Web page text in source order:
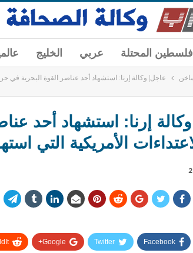
فلسطين المحتلة عربي الخليج
عاجل| وكالة إرنا: استشهاد أحد عناصر القوة البحرية في
إرنا: استشهاد أحد
الأمريكية التي
Facebook
Twitter
Google+